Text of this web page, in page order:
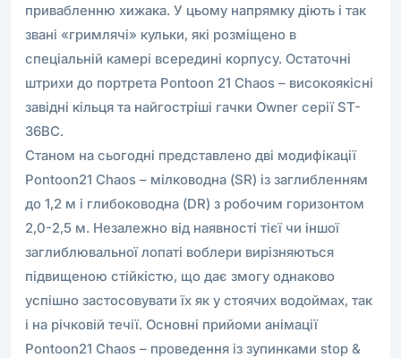
привабленню хижака. У цьому напрямку діють і так
звані «гримлячі» кульки, які розміщено в
спеціальній камері всередині корпусу. Остаточні
штрихи до портрета Pontoon 21 Chaos – високоякісні
завідні кільця та найгостріші гачки Owner серії ST-
36BC.
Станом на сьогодні представлено дві модифікації
Pontoon21 Chaos – мілководна (SR) із заглибленням
до 1,2 м і глибоководна (DR) з робочим горизонтом
2,0-2,5 м. Незалежно від наявності тієї чи іншої
заглиблювальної лопаті воблери вирізняються
підвищеною стійкістю, що дає змогу однаково
успішно застосовувати їх як у стоячих водоймах, так
і на річковій течії. Основні прийоми анімації
Pontoon21 Chaos – проведення із зупинками stop &